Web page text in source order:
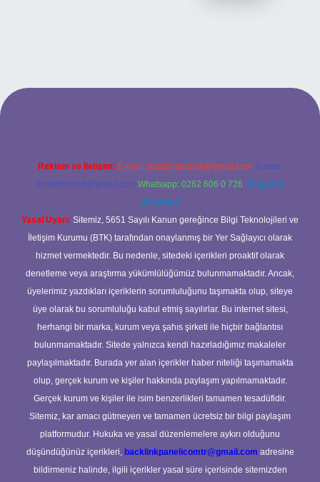
betexper
Reklam ve İletişim: E-mail: backlinkpaneli@gmail.com Teams:
forumhizmeti@gmail.com Whatsapp: 0262 606 0 726 Telegram:
@karabul
Yasal Uyarı: Sitemiz, 5651 Sayılı Kanun gereğince Bilgi Teknolojileri ve
İletişim Kurumu (BTK) tarafından onaylanmış bir Yer Sağlayıcı olarak
hizmet vermektedir. Bu nedenle, sitedeki içerikleri proaktif olarak
denetleme veya araştırma yükümlülüğümüz bulunmamaktadır. Ancak,
üyelerimiz yazdıkları içeriklerin sorumluluğunu taşımakta olup, siteye
üye olarak bu sorumluluğu kabul etmiş sayılırlar. Bu internet sitesi,
herhangi bir marka, kurum veya şahıs şirketi ile hiçbir bağlantısı
bulunmamaktadır. Sitede yalnızca kendi hazırladığımız makaleler
paylaşılmaktadır. Burada yer alan içerikler haber niteliği taşımamakta
olup, gerçek kurum ve kişiler hakkında paylaşım yapılmamaktadır.
Gerçek kurum ve kişiler ile isim benzerlikleri tamamen tesadüfidir.
Sitemiz, kar amacı gütmeyen ve tamamen ücretsiz bir bilgi paylaşım
platformudur. Hukuka ve yasal düzenlemelere aykırı olduğunu
düşündüğünüz içerikleri, backlinkpanelicomtr@gmail.com adresine
bildirmeniz halinde, ilgili içerikler yasal süre içerisinde sitemizden